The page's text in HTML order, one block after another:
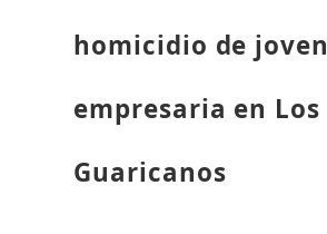
homicidio de joven
empresaria en Los
Guaricanos